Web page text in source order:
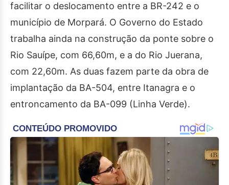
facilitar o deslocamento entre a BR-242 e o
município de Morpará. O Governo do Estado
trabalha ainda na construção da ponte sobre o
Rio Sauípe, com 66,60m, e a do Rio Juerana,
com 22,60m. As duas fazem parte da obra de
implantação da BA-504, entre Itanagra e o
entroncamento da BA-099 (Linha Verde).